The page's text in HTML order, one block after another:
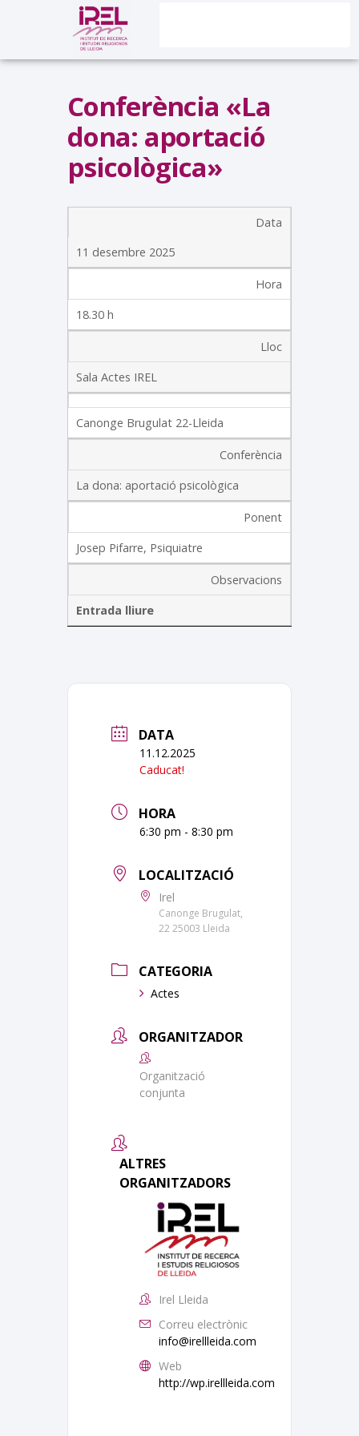
Conferència «La
dona: aportació
psicològica»
Data
11 desembre 2025
Hora
18.30 h
Lloc
Sala Actes IREL
Canonge Brugulat 22-Lleida
Conferència
La dona: aportació psicològica
Ponent
Josep Pifarre, Psiquiatre
Observacions
Entrada lliure
DATA
11.12.2025
Caducat!
HORA
6:30 pm - 8:30 pm
LOCALITZACIÓ
Irel
Canonge Brugulat,
22 25003 Lleida
CATEGORIA
Actes
ORGANITZADOR
Organització
conjunta
ALTRES
ORGANITZADORS
Irel Lleida
Correu electrònic
info@irellleida.com
Web
http://wp.irellleida.com